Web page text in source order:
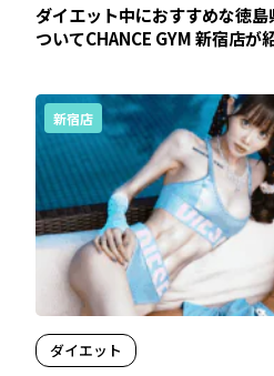
ダイエット中におすすめな徳
ついてCHANCE GYM 新宿店が
新宿店
ダイエット